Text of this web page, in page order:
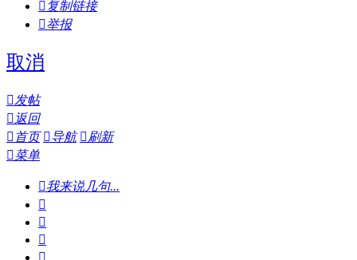
 复制链接
举报
取消
发帖
 返回
 首页 导航 刷新
菜单
我来说几句...



